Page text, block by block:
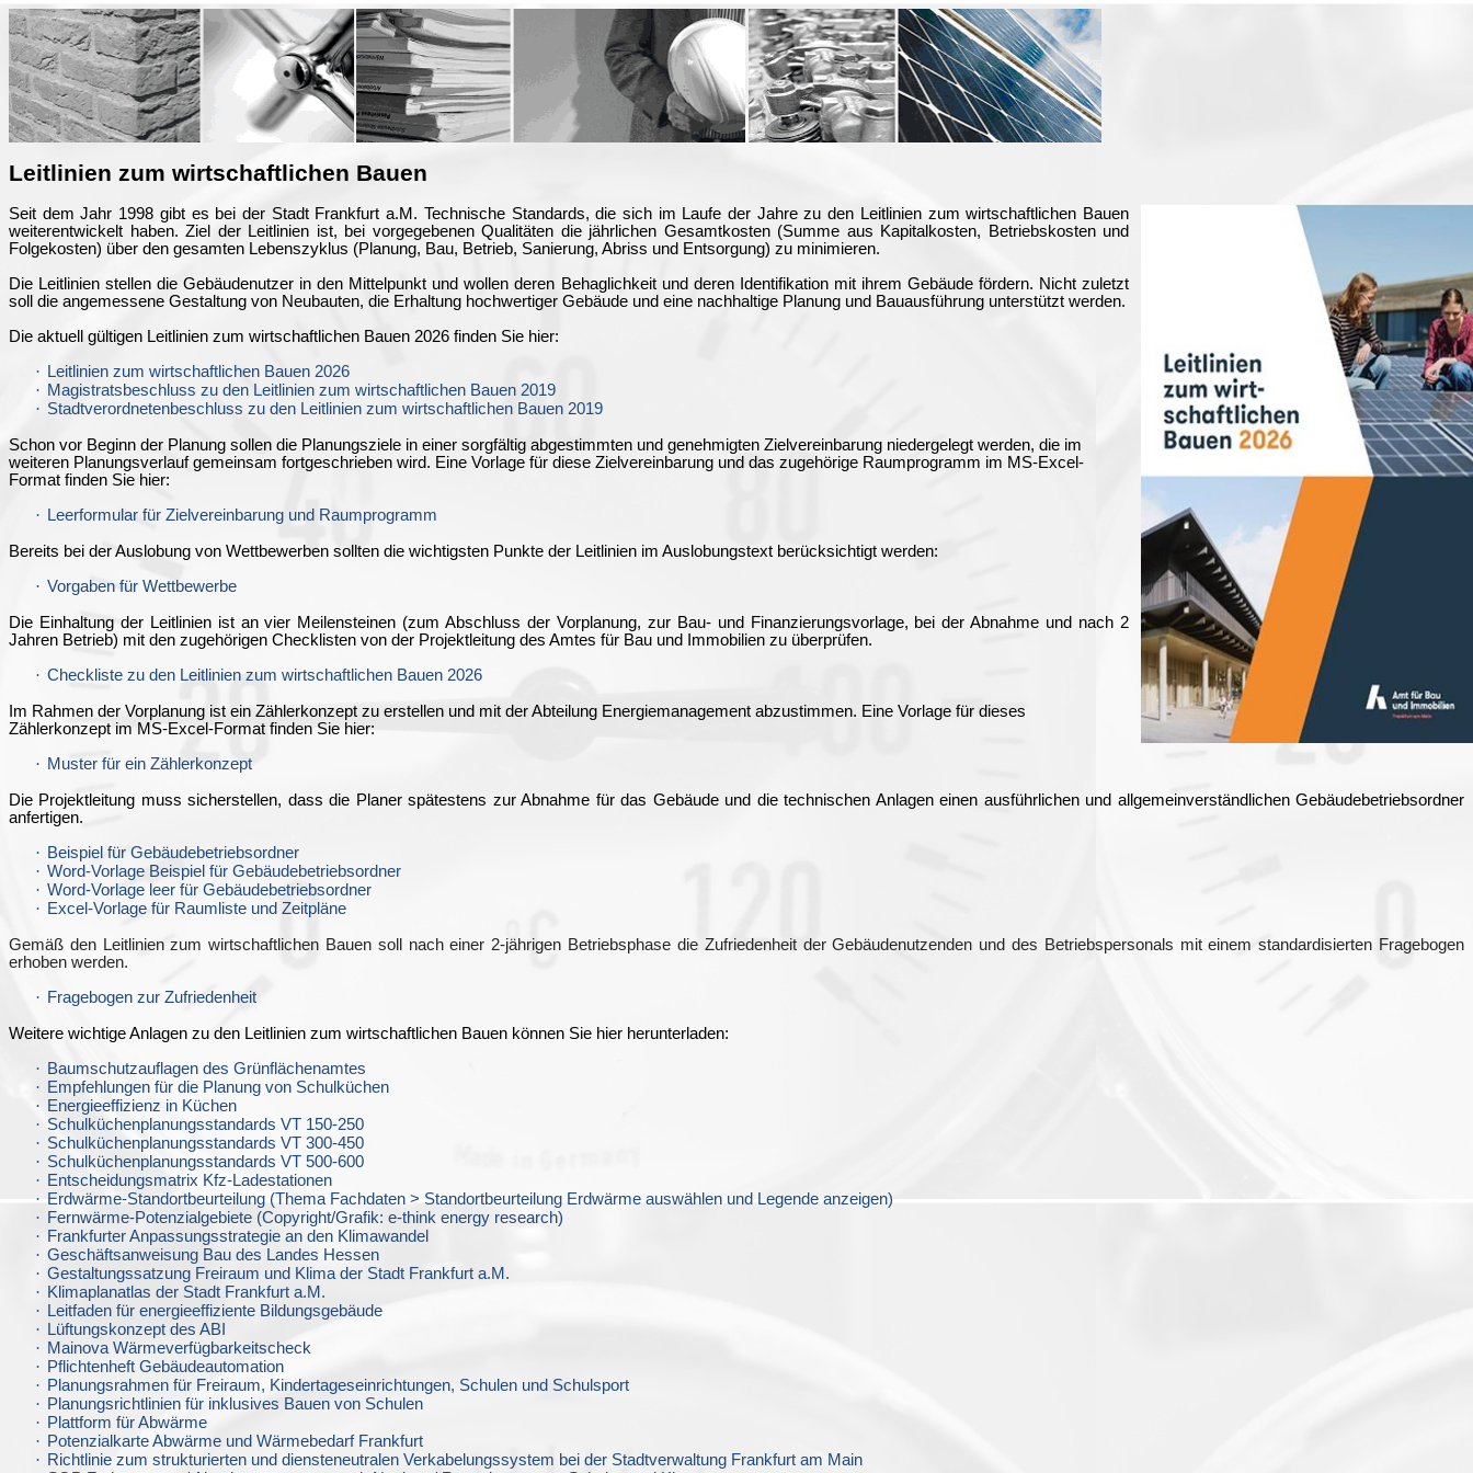
Leitlinien zum wirtschaftlichen Bauen
Seit dem Jahr 1998 gibt es bei der Stadt Frankfurt a.M. Technische Standards, die sich im Laufe der Jahre zu den Leitlinien zum wirtschaftlichen Bauen
weiterentwickelt haben. Ziel der Leitlinien ist, bei vorgegebenen Qualitäten die jährlichen Gesamtkosten (Summe aus Kapitalkosten, Betriebskosten und
Folgekosten) über den gesamten Lebenszyklus (Planung, Bau, Betrieb, Sanierung, Abriss und Entsorgung) zu minimieren.
Die Leitlinien stellen die Gebäudenutzer in den Mittelpunkt und wollen deren Behaglichkeit und deren Identifikation mit ihrem Gebäude fördern. Nicht zuletzt
soll die angemessene Gestaltung von Neubauten, die Erhaltung hochwertiger Gebäude und eine nachhaltige Planung und Bauausführung unterstützt werden.
Die aktuell gültigen Leitlinien zum wirtschaftlichen Bauen 2026 finden Sie hier:
·
Leitlinien zum wirtschaftlichen Bauen 2026
· Magistratsbeschluss zu den Leitlinien zum wirtschaftlichen Bauen 2019
· Stadtverordnetenbeschluss zu den Leitlinien zum wirtschaftlichen Bauen 2019
Schon vor Beginn der Planung sollen die Planungsziele in einer sorgfältig abgestimmten und genehmigten Zielvereinbarung niedergelegt werden, die im
weiteren Planungsverlauf gemeinsam fortgeschrieben wird. Eine Vorlage für diese Zielvereinbarung und das zugehörige Raumprogramm im MS-Excel-
Format finden Sie hier:
·
Leerformular für Zielvereinbarung und Raumprogramm
Bereits bei der Auslobung von Wettbewerben sollten die wichtigsten Punkte der Leitlinien im Auslobungstext berücksichtigt werden:
· Vorgaben für Wettbewerbe
Die Einhaltung der Leitlinien ist an vier Meilensteinen (zum Abschluss der Vorplanung, zur Bau- und Finanzierungsvorlage, bei der Abnahme und nach 2
Jahren Betrieb) mit den zugehörigen Checklisten von der Projektleitung des Amtes für Bau und Immobilien zu überprüfen.
· Checkliste zu den Leitlinien zum wirtschaftlichen Bauen 2026
Im Rahmen der Vorplanung ist ein Zählerkonzept zu erstellen und mit der Abteilung Energiemanagement abzustimmen. Eine Vorlage für dieses
Zählerkonzept im MS-Excel-Format finden Sie hier:
· Muster für ein Zählerkonzept
Die Projektleitung muss sicherstellen, dass die Planer spätestens zur Abnahme für das Gebäude und die technischen Anlagen einen ausführlichen und allgemeinverständlichen Gebäudebetriebsordner
anfertigen.
· Beispiel für Gebäudebetriebsordner
· Word-Vorlage Beispiel für Gebäudebetriebsordner
· Word-Vorlage leer für Gebäudebetriebsordner
· Excel-Vorlage für Raumliste und Zeitpläne
Gemäß den Leitlinien zum wirtschaftlichen Bauen soll nach einer 2-jährigen Betriebsphase die Zufriedenheit der Gebäudenutzenden und des Betriebspersonals mit einem standardisierten Fragebogen
erhoben werden.
· Fragebogen zur Zufriedenheit
Weitere wichtige Anlagen zu den Leitlinien zum wirtschaftlichen Bauen können Sie hier herunterladen:
· Baumschutzauflagen des Grünflächenamtes
· Empfehlungen für die Planung von Schulküchen
· Energieeffizienz in Küchen
· Schulküchenplanungsstandards VT 150-250
· Schulküchenplanungsstandards VT 300-450
· Schulküchenplanungsstandards VT 500-600
· Entscheidungsmatrix Kfz-Ladestationen
· Erdwärme-Standortbeurteilung (Thema Fachdaten > Standortbeurteilung Erdwärme auswählen und Legende anzeigen)
· Fernwärme-Potenzialgebiete (Copyright/Grafik: e-think energy research)
· Frankfurter Anpassungsstrategie an den Klimawandel
· Geschäftsanweisung Bau des Landes Hessen
· Gestaltungssatzung Freiraum und Klima der Stadt Frankfurt a.M.
· Klimaplanatlas der Stadt Frankfurt a.M.
·
Leitfaden für energieeffiziente Bildungsgebäude
·
Lüftungskonzept des ABI
· Mainova Wärmeverfügbarkeitscheck
· Pflichtenheft Gebäudeautomation
· Planungsrahmen für Freiraum, Kindertageseinrichtungen, Schulen und Schulsport
· Planungsrichtlinien für inklusives Bauen von Schulen
· Plattform für Abwärme
· Potenzialkarte Abwärme und Wärmebedarf Frankfurt
· Richtlinie zum strukturierten und diensteneutralen Verkabelungssystem bei der Stadtverwaltung Frankfurt am Main